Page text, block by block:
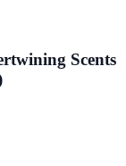
Scents